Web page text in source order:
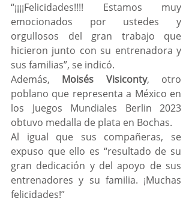
“¡¡¡¡Felicidades!!!! Estamos muy
emocionados por ustedes y
orgullosos del gran trabajo que
hicieron junto con su entrenadora y
sus familias”, se indicó.
Además, Moisés Visiconty, otro
poblano que representa a México en
los Juegos Mundiales Berlin 2023
obtuvo medalla de plata en Bochas.
Al igual que sus compañeras, se
expuso que ello es “resultado de su
gran dedicación y del apoyo de sus
entrenadores y su familia. ¡Muchas
felicidades!”